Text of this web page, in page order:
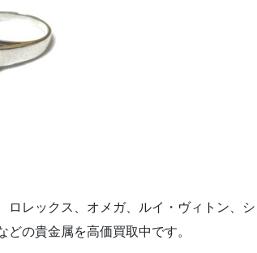
ロレックス、オメガ、ルイ・ヴィトン、
の貴金属を高価買取中です。